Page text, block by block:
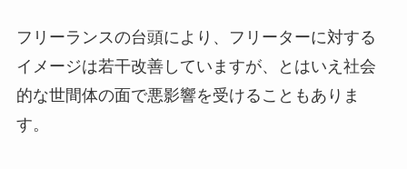
フリーランスの台頭により、フリーターに対する
イメージは若干改善していますが、とはいえ社会
的な世間体の面で悪影響を受けることもありま
す。